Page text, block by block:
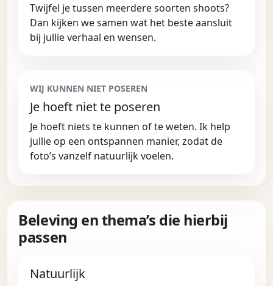
Twijfel je tussen meerdere soorten shoots?
Dan kijken we samen wat het beste aansluit
bij jullie verhaal en wensen.
WIJ KUNNEN NIET POSEREN
Je hoeft niet te poseren
Je hoeft niets te kunnen of te weten. Ik help
jullie op een ontspannen manier, zodat de
foto’s vanzelf natuurlijk voelen.
Beleving en thema’s die hierbij
passen
Natuurlijk